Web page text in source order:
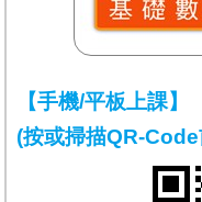
【手機/平板上課】
(按或掃描QR-